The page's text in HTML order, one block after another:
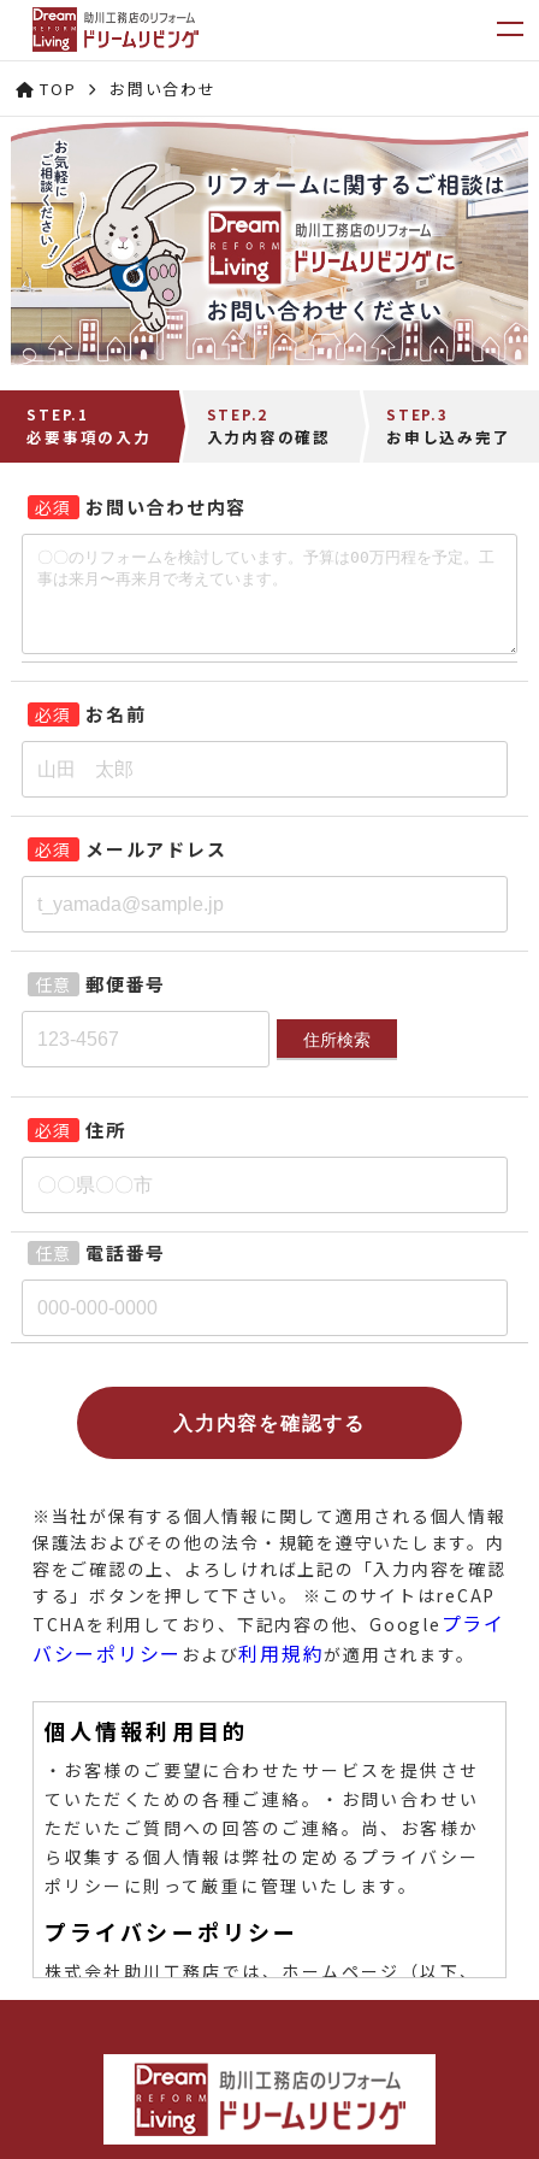
TOP お問い合わせ
STEP.1
必要事項の入力
STEP.2
入力内容の確認
STEP.3
お申し込み完了
必須 お問い合わせ内容
必須 お名前
必須 メールアドレス
任意 郵便番号
住所検索
必須 住所
任意 電話番号
※当社が保有する個人情報に関して適用される個人情報
保護法およびその他の法令・規範を遵守いたします。 内
容をご確認の上、よろしければ上記の「入力内容を確認
する」ボタンを押して下さい。
※このサイトはreCAP
TCHAを利用しており、下記内容の他、Google プライ
バシーポリシー および利用規約が適用されます。
個人情報利用目的
・お客様のご要望に合わせたサービスを提供させ
ていただくための各種ご連絡。
・お問い合わせい
ただいたご質問への回答のご連絡。尚、お客様か
ら収集する個人情報は弊社の定めるプライバシー
ポリシーに則って厳重に管理いたします。
プライバシーポリシー
株式会社助川工務店では、ホームページ（以下、
「当サイト」といいます。）の運営に際し、お客
な配慮を行うと共に大切に保護し、適正な管理を
行うことに努めております。
１．個人情報利用目的